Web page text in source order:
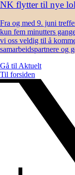
NK flytter til nye
Fra og med 9. juni
kun fem minutters
vi oss veldig til å
samarbeidspartnere og
Gå til Aktuelt
Til forsiden